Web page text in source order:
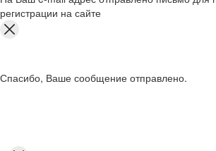
регистрации на сайте
Спасибо, Ваше сообщение отправлено.